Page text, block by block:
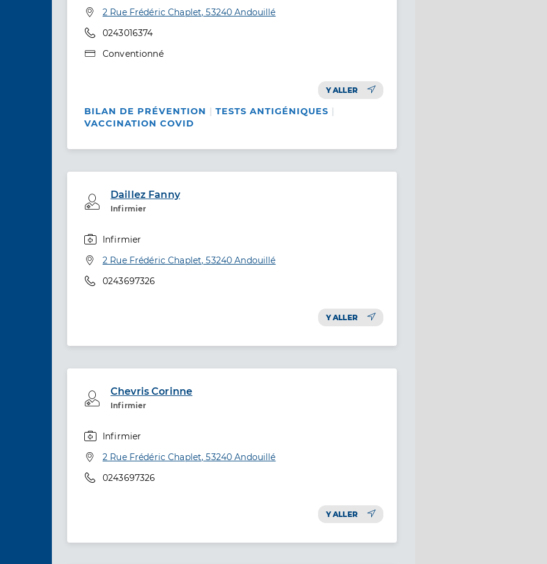
Adresse
2 Rue Frédéric Chaplet, 53240 Andouillé
Téléphone
0243016374
Type de convention
Conventionné
Y ALLER
BILAN DE PRÉVENTION
TESTS ANTIGÉNIQUES
VACCINATION COVID
Daillez Fanny
Infirmier
Professionel de santé
Infirmier
Adresse
2 Rue Frédéric Chaplet, 53240 Andouillé
Téléphone
0243697326
Y ALLER
Chevris Corinne
Infirmier
Professionel de santé
Infirmier
Adresse
2 Rue Frédéric Chaplet, 53240 Andouillé
Téléphone
0243697326
Y ALLER